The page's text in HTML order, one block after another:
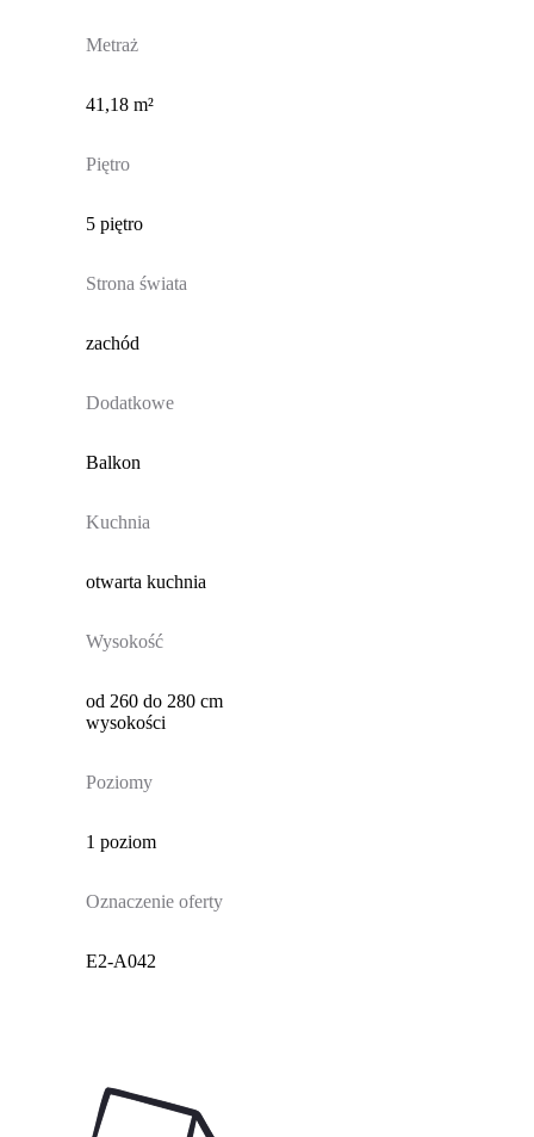
Metraż
41,18 m²
Piętro
5 piętro
Strona świata
zachód
Dodatkowe
Balkon
Kuchnia
otwarta kuchnia
Wysokość
od 260 do 280 cm
wysokości
Poziomy
1 poziom
Oznaczenie oferty
E2-A042